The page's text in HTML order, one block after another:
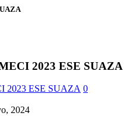
2023 ESE SUAZA
0
2024